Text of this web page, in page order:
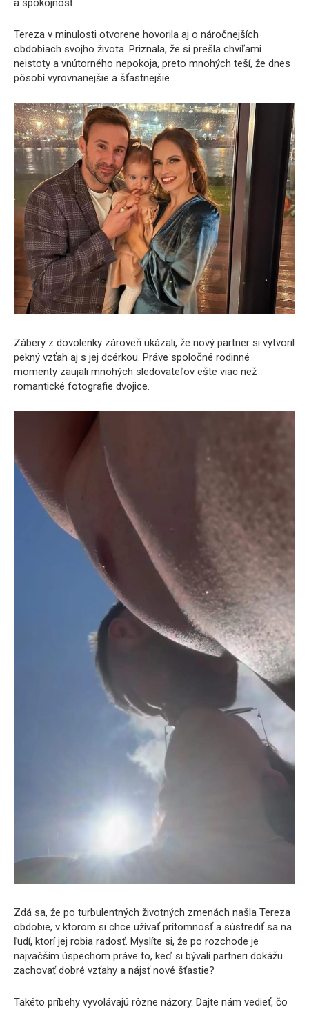
a spokojnosť.
Tereza v minulosti otvorene hovorila aj o náročnejších
obdobiach svojho života. Priznala, že si prešla chvíľami
neistoty a vnútorného nepokoja, preto mnohých teší, že dnes
pôsobí vyrovnanejšie a šťastnejšie.
Zábery z dovolenky zároveň ukázali, že nový partner si vytvoril
pekný vzťah aj s jej dcérkou. Práve spoločné rodinné
momenty zaujali mnohých sledovateľov ešte viac než
romantické fotografie dvojice.
Zdá sa, že po turbulentných životných zmenách našla Tereza
obdobie, v ktorom si chce užívať prítomnosť a sústrediť sa na
ľudí, ktorí jej robia radosť. Myslíte si, že po rozchode je
najväčším úspechom práve to, keď si bývalí partneri dokážu
zachovať dobré vzťahy a nájsť nové šťastie?
Takéto príbehy vyvolávajú rôzne názory. Dajte nám vedieť, čo